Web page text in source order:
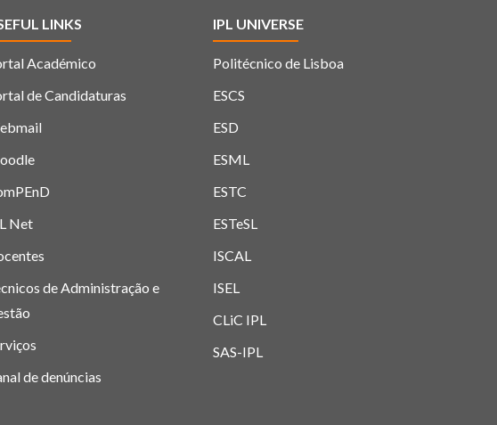
LINKS
Académico
de Candidaturas
Net
de Administração e
de denúncias
IPL UNIVERSE
Politécnico de Lisboa
ESCS
ESD
ESML
ESTC
ESTeSL
ISCAL
ISEL
CLiC IPL
SAS-IPL